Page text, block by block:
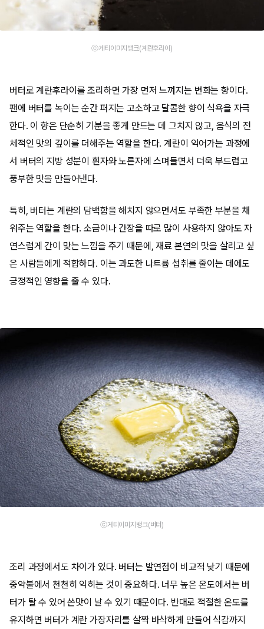
ⓒ게티이미지뱅크(계란후라이)
버터로 계란후라이를 조리하면 가장 먼저 느껴지는 변화는 향이다.
팬에 버터를 녹이는 순간 퍼지는 고소하고 달콤한 향이 식욕을 자극
한다. 이 향은 단순히 기분을 좋게 만드는 데 그치지 않고, 음식의 전
체적인 맛의 깊이를 더해주는 역할을 한다. 계란이 익어가는 과정에
서 버터의 지방 성분이 흰자와 노른자에 스며들면서 더욱 부드럽고
풍부한 맛을 만들어낸다.
특히, 버터는 계란의 담백함을 해치지 않으면서도 부족한 부분을 채
워주는 역할을 한다. 소금이나 간장을 따로 많이 사용하지 않아도 자
연스럽게 간이 맞는 느낌을 주기 때문에, 재료 본연의 맛을 살리고 싶
은 사람들에게 적합하다. 이는 과도한 나트륨 섭취를 줄이는 데에도
긍정적인 영향을 줄 수 있다.
ⓒ게티이미지뱅크(버터)
조리 과정에서도 차이가 있다. 버터는 발연점이 비교적 낮기 때문에
중약불에서 천천히 익히는 것이 중요하다. 너무 높은 온도에서는 버
터가 탈 수 있어 쓴맛이 날 수 있기 때문이다. 반대로 적절한 온도를
유지하면 버터가 계란 가장자리를 살짝 바삭하게 만들어 식감까지